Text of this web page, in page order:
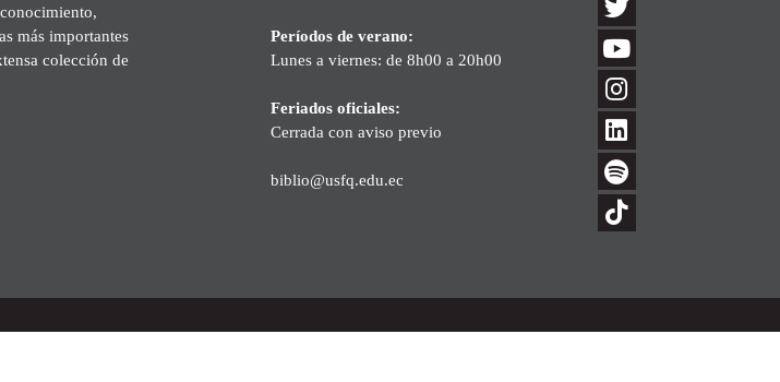
más importantes
colección de
Períodos de verano:
Lunes a viernes: de 8h00 a 20h00
Feriados oficiales:
Cerrada con aviso previo
biblio@usfq.edu.ec